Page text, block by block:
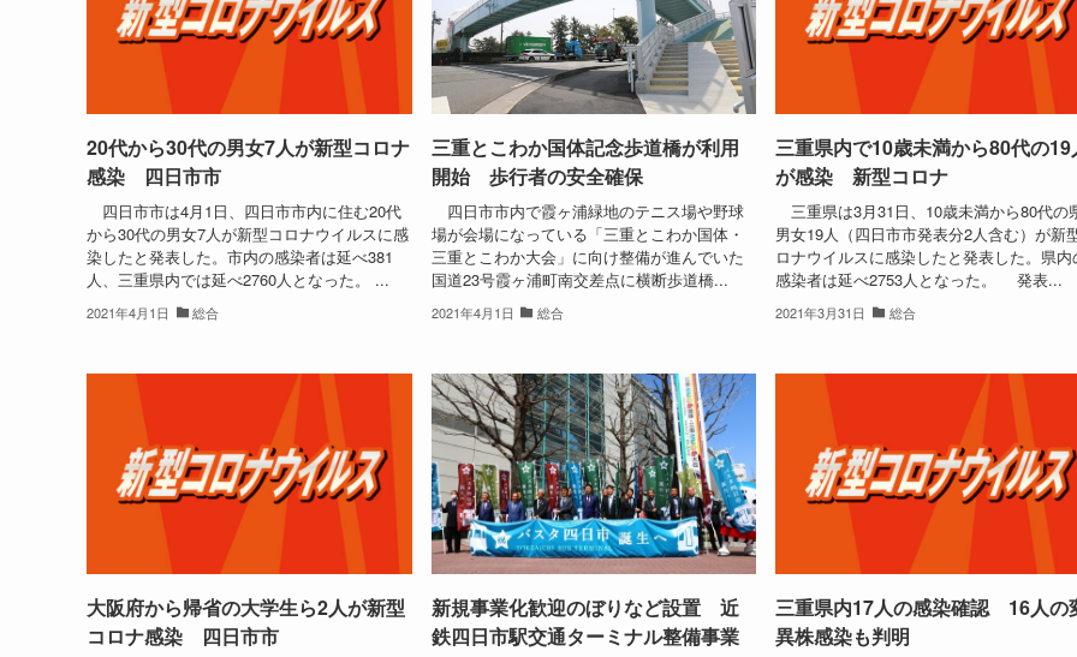
20代から30代の男女7人が新型コロナ
感染 四日市市
四日市市は4月1日、四日市市内に住む20代
から30代の男女7人が新型コロナウイルスに感
染したと発表した。市内の感染者は延べ381
人、三重県内では延べ2760人となった。 ...
2021年4月1日 総合
三重とこわか国体記念歩道橋が利用
開始 歩行者の安全確保
四日市市内で霞ヶ浦緑地のテニス場や野球
場が会場になっている「三重とこわか国体・
三重とこわか大会」に向け整備が進んでいた
国道23号霞ヶ浦町南交差点に横断歩道橋...
2021年4月1日 総合
三重県内で10歳未満から80代の19
が感染 新型コロナ
三重県は3月31日、10歳未満から80代の
男女19人（四日市市発表分2人含む）が新
ロナウイルスに感染したと発表した。県内
感染者は延べ2753人となった。 発表...
2021年3月31日 総合
大阪府から帰省の大学生ら2人が新型
コロナ感染 四日市市
新規事業化歓迎のぼりなど設置 近
鉄四日市駅交通ターミナル整備事業
三重県内17人の感染確認 16人の
異株感染も判明